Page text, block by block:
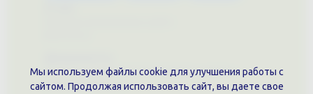
Политика обработки персональных данных
Публичная оферта
Мы используем файлы cookie для улучшения работы с
сайтом. Продолжая использовать сайт, вы даете свое